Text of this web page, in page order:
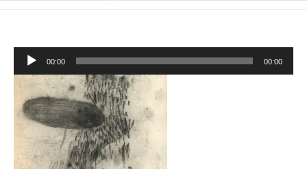
Lecteur
audio
00:00 00:00